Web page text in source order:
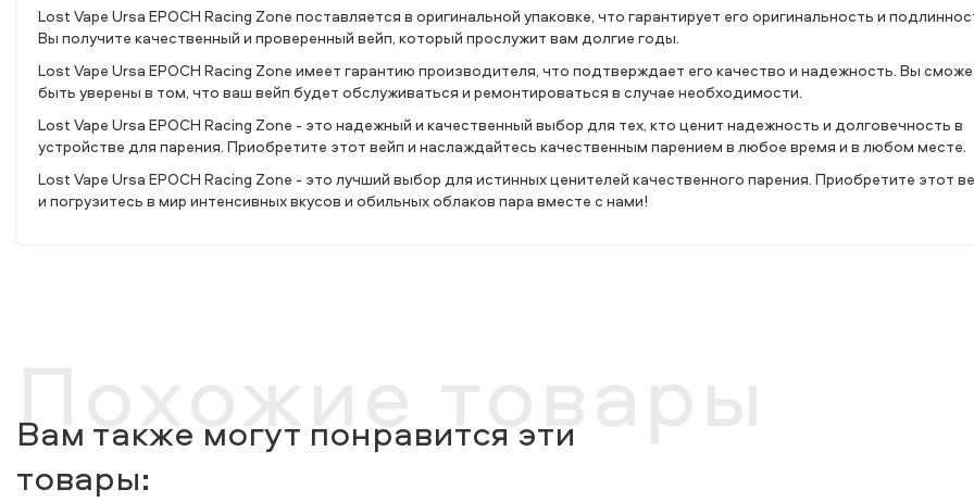
Lost Vape Ursa EPOCH Racing Zone поставляется в оригинальной упаковке, что гарантирует его оригинальность и
Вы получите качественный и проверенный вейп, который прослужит вам долгие годы.
Lost Vape Ursa EPOCH Racing Zone имеет гарантию производителя, что подтверждает его качество и надежность. Вы
быть уверены в том, что ваш вейп будет обслуживаться и ремонтироваться в случае необходимости.
Lost Vape Ursa EPOCH Racing Zone - это надежный и качественный выбор для тех, кто ценит надежность и долговечность в
устройстве для парения. Приобретите этот вейп и наслаждайтесь качественным парением в любое время и в любом месте.
Lost Vape Ursa EPOCH Racing Zone - это лучший выбор для истинных ценителей качественного парения. Приобретите этот
и погрузитесь в мир интенсивных вкусов и обильных облаков пара вместе с нами!
Похожие товары
Вам также могут понравится эти
товары: